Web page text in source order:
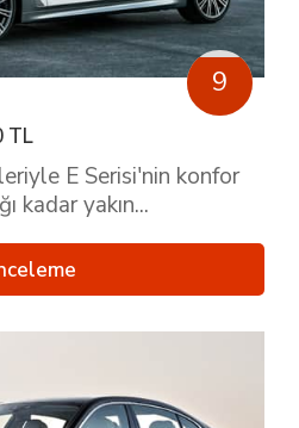
9
TL
E Serisi'nin konfor
kadar yakın...